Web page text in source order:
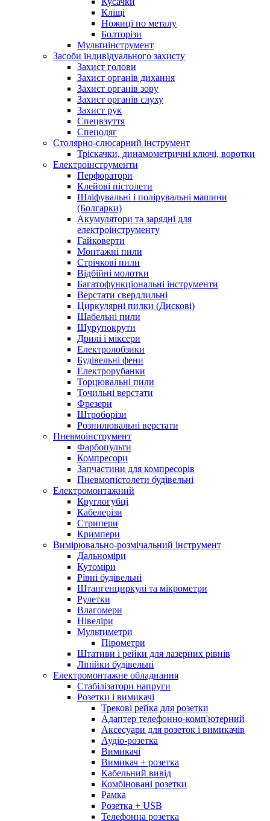
Кліщі
Ножиці по металу
Болторізи
Мультиінструмент
Засоби індивідуального захисту
Захист голови
Захист органів дихання
Захист органів зору
Захист органів слуху
Захист рук
Спецвзуття
Спецодяг
Столярно-слюсарний інструмент
Тріскачки, динамометричні ключі, воротки
Електроінструменти
Перфоратори
Клейові пістолети
Шліфувальні і полірувальні машини
(Болгарки)
Акумулятори та зарядні для
електроінструменту
Гайковерти
Монтажні пили
Стрічкові пили
Відбійні молотки
Багатофункціональні інструменти
Верстати свердлильні
Циркулярні пилки (Дискові)
Шабельні пили
Шурупокрути
Дрилі і міксери
Електролобзики
Будівельні фени
Електрорубанки
Торцювальні пили
Точильні верстати
Фрезери
Штроборізи
Розпилювальні верстати
Пневмоінструмент
Фарбопульти
Компресори
Запчастини для компресорів
Пневмопістолети будівельні
Електромонтажний
Круглогубці
Кабелерізи
Стрипери
Кримпери
Вимірювально-розмічальний інструмент
Дальноміри
Кутоміри
Рівні будівельні
Штангенциркулі та мікрометри
Рулетки
Влагомери
Нівеліри
Мультиметри
Пірометри
Штативи і рейки для лазерних рівнів
Лінійки будівельні
Електромонтажне обладнання
Стабілізатори напруги
Розетки і вимикачі
Трекові рейка для розетки
Адаптер телефонно-комп'ютерний
Аксесуари для розеток і вимикачів
Аудіо-розетка
Вимикачі
Вимикач + розетка
Кабельний вивід
Комбіновані розетки
Рамка
Розетка + USB
Телефонна розетка